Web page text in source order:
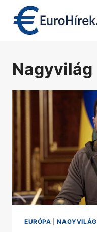
content
Nagyvilág
EURÓPA |NAGYVILÁG